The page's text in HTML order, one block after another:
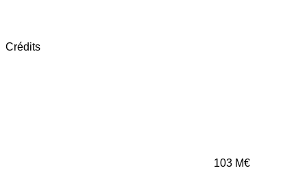
Crédits
103 M€